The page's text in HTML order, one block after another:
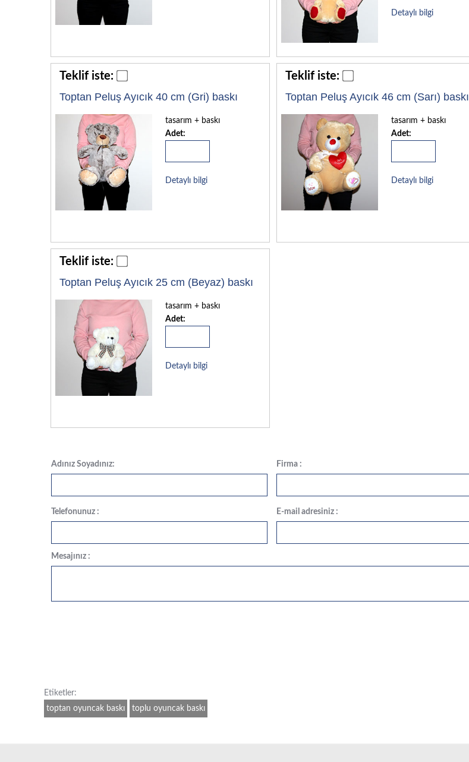
Detaylı bilgi
Teklif iste:
Toptan Peluş Ayıcık 40 cm (Gri) baskı
tasarım + baskı
Adet:
Detaylı bilgi
Teklif iste:
Toptan Peluş Ayıcık 46 cm (Sarı) baskı
tasarım + baskı
Adet:
Detaylı bilgi
Teklif iste:
Toptan Peluş Ayıcık 25 cm (Beyaz) baskı
tasarım + baskı
Adet:
Detaylı bilgi
Adınız Soyadınız:
Telefonunuz :
Firma :
E-mail adresiniz :
Mesajınız :
Etiketler:
toptan oyuncak baskı
toplu oyuncak baskı